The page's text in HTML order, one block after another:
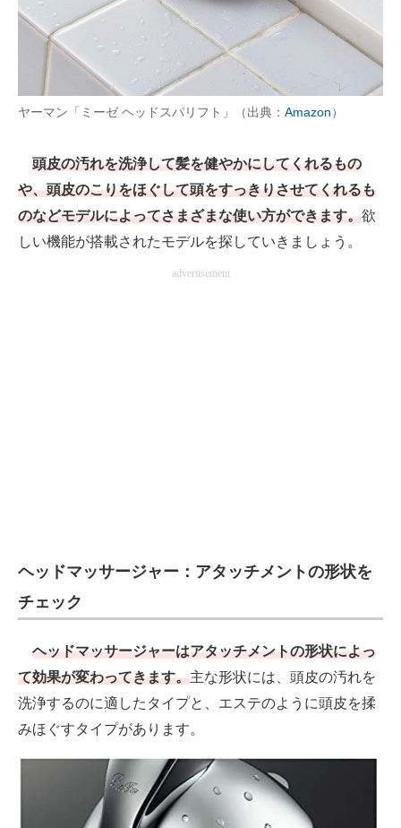
経営リーダーのコミュニティ
マーケ×ITの今がよく分かる
製造業のIT導入・活用を支援
ヤーマン「ミーゼ ヘッドスパリフト」（出典： Amazon）
頭皮の汚れを洗浄して髪を健やかにしてくれるもの
や、頭皮のこりをほぐして頭をすっきりさせてくれるも
のなどモデルによってさまざまな使い方ができます。欲
しい機能が搭載されたモデルを探していきましょう。
advertisement
ヘッドマッサージャー：アタッチメントの形状を
チェック
ヘッドマッサージャーはアタッチメントの形状によっ
て効果が変わってきます。主な形状には、頭皮の汚れを
洗浄するのに適したタイプと、エステのように頭皮を揉
みほぐすタイプがあります。